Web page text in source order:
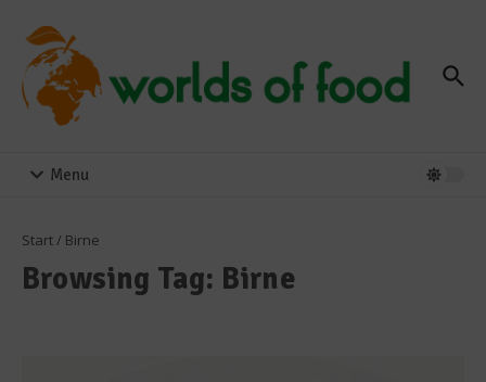
Menu
Start/ Birne
Browsing Tag: Birne